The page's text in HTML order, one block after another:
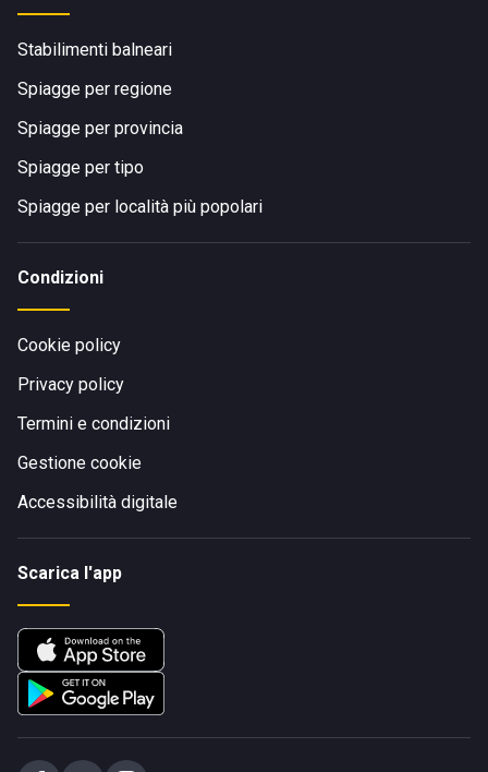
Stabilimenti balneari
Spiagge per regione
Spiagge per provincia
Spiagge per tipo
Spiagge per località più popolari
Condizioni
Cookie policy
Privacy policy
Termini e condizioni
Gestione cookie
Accessibilità digitale
Scarica l'app